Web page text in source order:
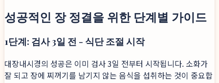
성공적인 장 정결을 위한 단계별 가이드
1단계: 검사 3일 전 - 식단 조절 시작
대장내시경의 성공은 이미 검사 3일 전부터 시작됩니다. 소화가
잘 되고 장에 찌꺼기를 남기지 않는 음식을 섭취하는 것이 중요합